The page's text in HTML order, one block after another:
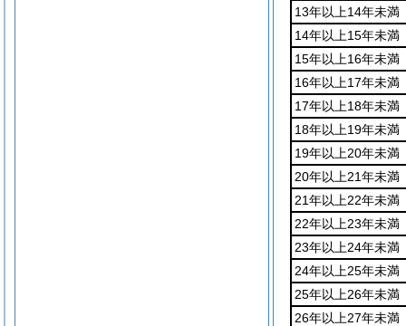
13年以上14年未満
14年以上15年未満
15年以上16年未満
16年以上17年未満
17年以上18年未満
18年以上19年未満
19年以上20年未満
20年以上21年未満
21年以上22年未満
22年以上23年未満
23年以上24年未満
24年以上25年未満
25年以上26年未満
26年以上27年未満